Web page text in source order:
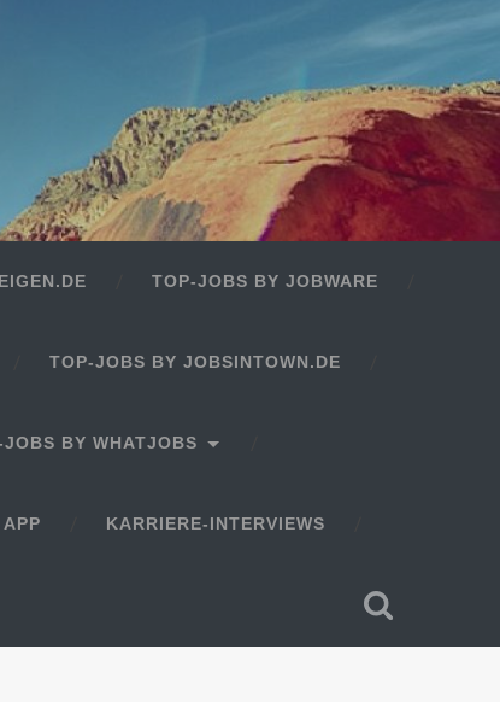
TOP-JOBS BY JOBWARE
TOP-JOBS BY JOBSINTOWN.DE
JOBS BY WHATJOBS
KARRIERE-INTERVIEWS